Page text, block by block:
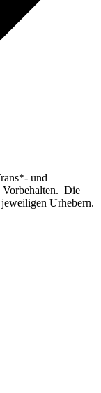
und
Vorbehalten. Die
Urhebern.